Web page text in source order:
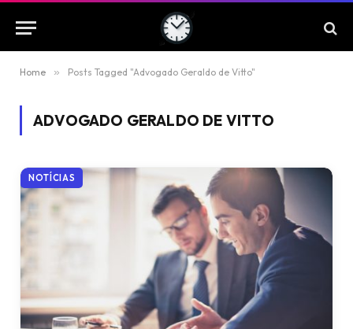
Home » Posts Tagged "Advogado Geraldo de Vitto"
ADVOGADO GERALDO DE VITTO
NOTÍCIAS